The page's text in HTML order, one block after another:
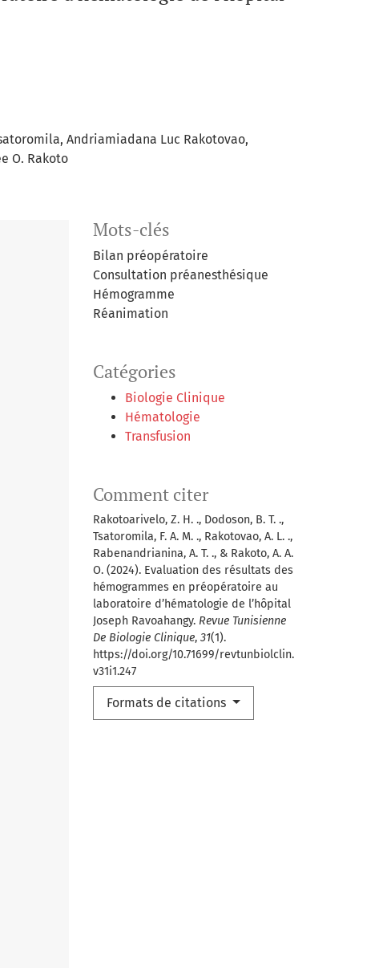
Andriamiadana Luc Rakotovao
O. Rakoto
Mots-clés
Bilan préopératoire
Consultation préanesthésique
Hémogramme
Réanimation
Catégories
Biologie Clinique
Hématologie
Transfusion
Comment citer
Rakotoarivelo, Z. H. ., Dodoson, B. T. .,
Tsatoromila, F. A. M. ., Rakotovao, A. L. .,
Rabenandrianina, A. T. ., & Rakoto, A. A.
O. (2024). Evaluation des résultats des
hémogrammes en préopératoire au
laboratoire d’hématologie de l’hôpital
Joseph Ravoahangy. Revue Tunisienne
De Biologie Clinique, 31(1).
https://doi.org/10.71699/revtunbiolclin.
v31i1.247
Formats de citations